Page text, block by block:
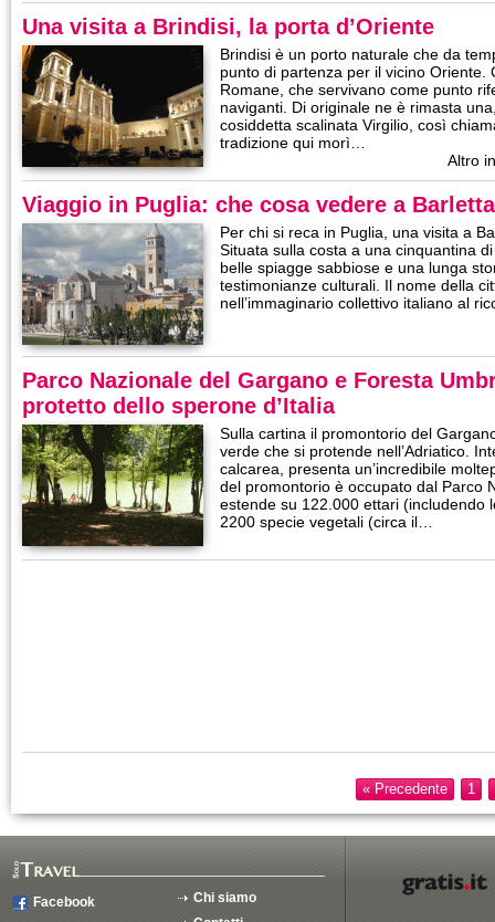
Una visita a Brindisi, la porta d’Oriente
Brindisi è un porto naturale che da
punto di partenza per il vicino Oriente.
Romane, che servivano come punto
naviganti. Di originale ne è rimasta
cosiddetta scalinata Virgilio, così
tradizione qui morì…
Altro
Viaggio in Puglia: che cosa vedere a Barletta
Per chi si reca in Puglia, una visita a
Situata sulla costa a una cinquantina
belle spiagge sabbiose e una lunga
testimonianze culturali. Il nome della
nell’immaginario collettivo italiano al
Parco Nazionale del Gargano e Foresta
protetto dello sperone d’Italia
Sulla cartina il promontorio del
verde che si protende nell’Adriatico.
calcarea, presenta un’incredibile
del promontorio è occupato dal Parco
estende su 122.000 ettari (includendo
2200 specie vegetali (circa il…
« Precedente 1
Facebook
Chi siamo